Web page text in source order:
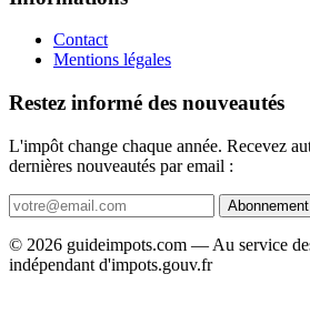
Contact
Mentions légales
Restez informé des nouveautés
L'impôt change chaque année. Recevez
dernières nouveautés par email :
© 2026 guideimpots.com — Au service
indépendant d'impots.gouv.fr